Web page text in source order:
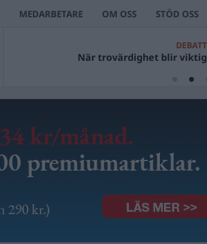
MEDARBETARE OM OSS STÖD OSS
DEBATT
När trovärdighet blir